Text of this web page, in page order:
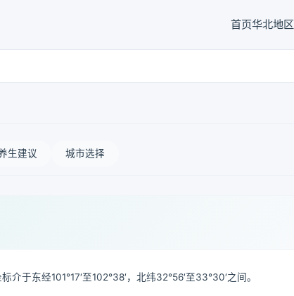
首页华北地区
生建议 城市选择
于东经101°17′至102°38′，北纬32°56′至33°30′之间。